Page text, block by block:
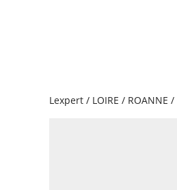
Lexpert / LOIRE / ROANNE /